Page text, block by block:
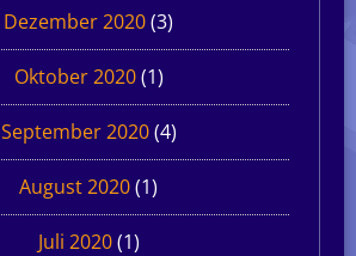
Dezember 2020(3)
Oktober 2020(1)
September 2020(4)
August 2020(1)
Juli 2020(1)